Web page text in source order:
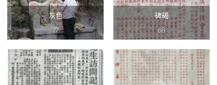
灰色
77
碑碣
68